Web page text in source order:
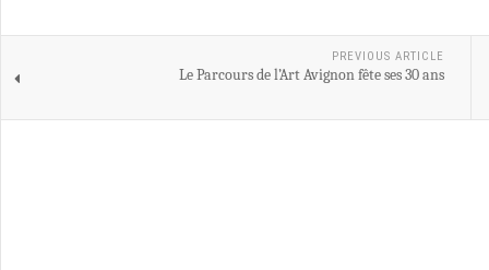
PREVIOUS ARTICLE
Le Parcours de l’Art Avignon fête ses 30 ans